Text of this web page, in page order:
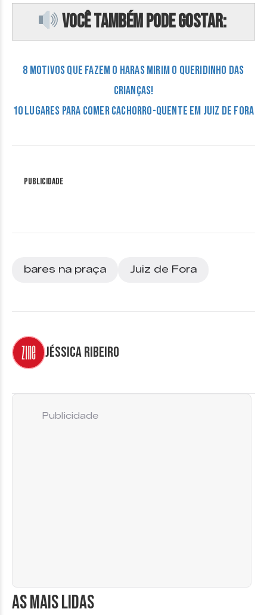
Você também pode gostar:
8 motivos que fazem o Haras Mirim o queridinho das
crianças!
10 lugares para comer cachorro-quente em Juiz de Fora
Publicidade
bares na praça Juiz de Fora
Jéssica Ribeiro
AS MAIS LIDAS
Publicidade